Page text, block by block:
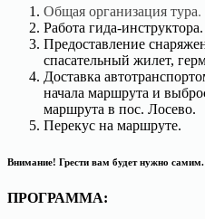
Общая организация тура.
Работа гида-инструктора.
Предоставление
спасательный жилет,
Доставка
начала маршрута и
маршрута в пос. Лосево.
Перекус на маршруте.
Внимание! Грести вам будет нужно самим.
ПРОГРАММА: